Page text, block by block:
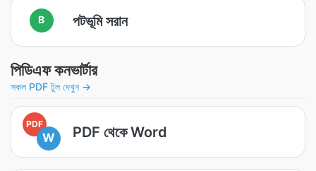
B পটভূমি সরান
পিডিএফ কনভার্টার
সকল PDF টুল দেখুন →
PDF
W PDF থেকে Word